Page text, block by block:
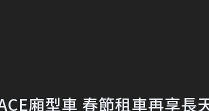
廂型車 春節租車再享長